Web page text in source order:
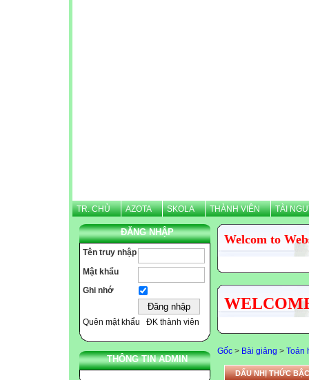
TR. CHỦ AZOTA SKOLA THÀNH VIÊN TÀI
ĐĂNG NHẬP
Tên truy nhập
Mật khẩu
Ghi nhớ
Quên mật khẩu ĐK thành viên
THÔNG TIN ADMIN
Welcom to
Gốc > Bài giảng > Toán
DẤU NHỊ THỨC